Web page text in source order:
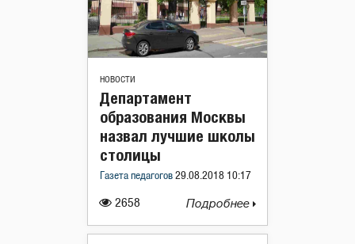
НОВОСТИ
2658
Департамент
образования Москвы
назвал лучшие школы
столицы
Газета педагогов 29.08.2018 10:17
Подробнее